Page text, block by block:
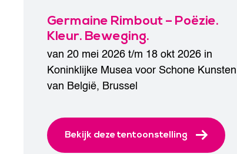
Germaine Rimbout – Poëzie.
Kleur. Beweging.
van 20 mei 2026 t/m 18 okt 2026 in
Koninklijke Musea voor Schone Kunsten
van België, Brussel
Bekijk deze tentoonstelling